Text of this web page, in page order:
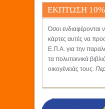
ΕΚΠΤΩΣΗ
ΚΡΗΤΙΚΟΣ
Όσοι ενδιαφέρονται
κάρτες αυτές να
Ε.Π.Α. για την
τα πολυτεκνικά
οικογένειάς τους.